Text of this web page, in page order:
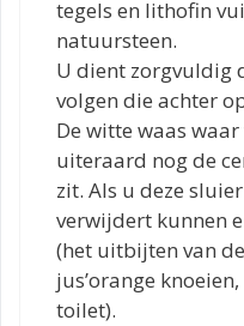
tegels en lithofin
natuursteen.
U dient zorgvuldig
volgen die achter
De witte waas
uiteraard nog de
zit. Als u deze
verwijdert kunnen
(het uitbijten van
jus’orange
toilet).